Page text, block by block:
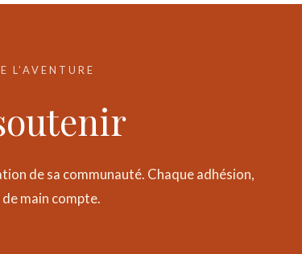
L’AVENTURE
de sa communauté. Chaque adhésion,
main compte.